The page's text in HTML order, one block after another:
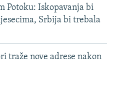
Potoku: Iskopavanja bi
Srbija bi trebala
traže nove adrese nakon